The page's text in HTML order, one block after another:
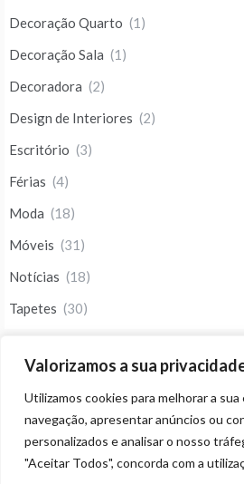
Valorizamos a sua
Utilizamos cookies para melhorar a
navegação, apresentar anúncios ou
personalizados e analisar o nosso
"Aceitar Todos", concorda com a
Decoração Quarto (1)
Decoração Sala (1)
Decoradora (2)
Design de Interiores (2)
Escritório (3)
Férias (4)
Moda (18)
Móveis (31)
Notícias (18)
Tapetes (30)